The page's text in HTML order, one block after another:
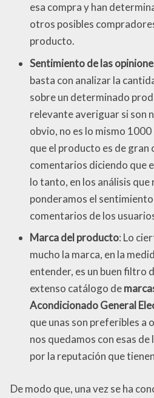
esa compra y han
otros posibles
producto.
Sentimiento de las
basta con analizar la
sobre un determinado
relevante averiguar si son
obvio, no es lo mismo
que el producto es de gran
comentarios diciendo que
lo tanto, en los análisis
ponderamos el
comentarios de los
Marca del producto: Lo
mucho la marca, en la
entender, es un buen filtro
extenso catálogo de
Acondicionado General
que unas son preferibles a
nos quedamos con esas de
por la reputación que
De modo que, una vez se ha